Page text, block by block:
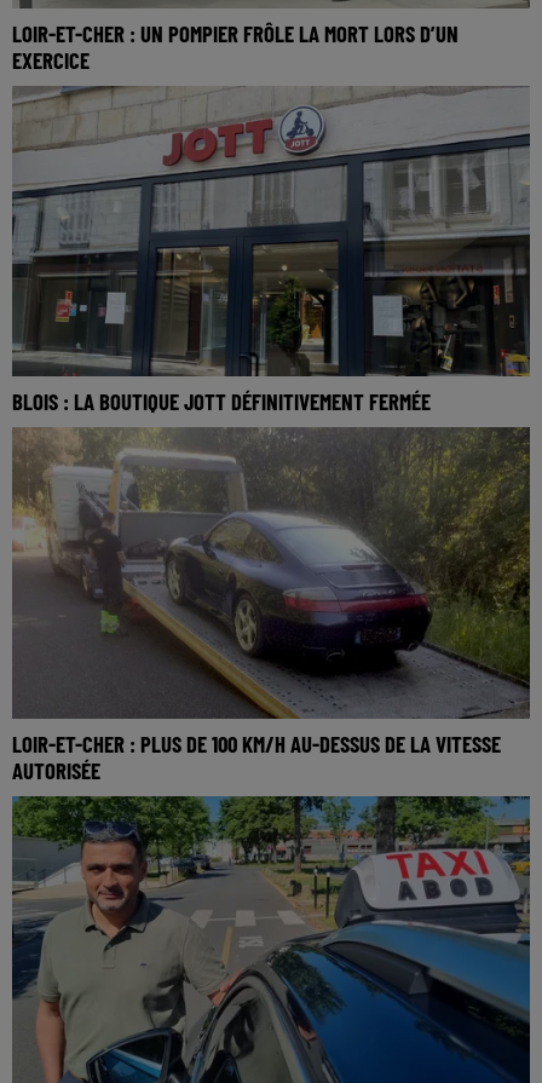
LOIR-ET-CHER : UN POMPIER FRÔLE LA MORT LORS D’UN
EXERCICE
BLOIS : LA BOUTIQUE JOTT DÉFINITIVEMENT FERMÉE
LOIR-ET-CHER : PLUS DE 100 KM/H AU-DESSUS DE LA VITESSE
AUTORISÉE